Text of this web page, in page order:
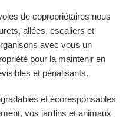
de copropriétaires nous
allées, escaliers et
avec vous un
pour la maintenir en
et pénalisants.
et écoresponsables
vos jardins et animaux